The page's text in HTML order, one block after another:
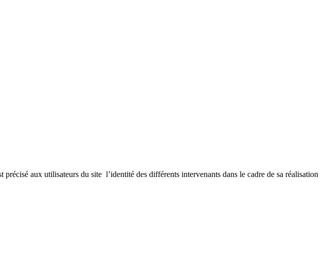
aux utilisateurs du site l’identité des différents intervenants dans le cadre de sa réalisation